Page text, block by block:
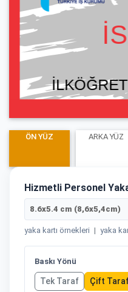
ÖN YÜZ ARKA YÜZ
Hizmetli Personel
8.6x5.4 cm (8,6x5,4cm)
yaka kartı örnekleri | yaka
Baskı Yönü
Tek Taraf Çift